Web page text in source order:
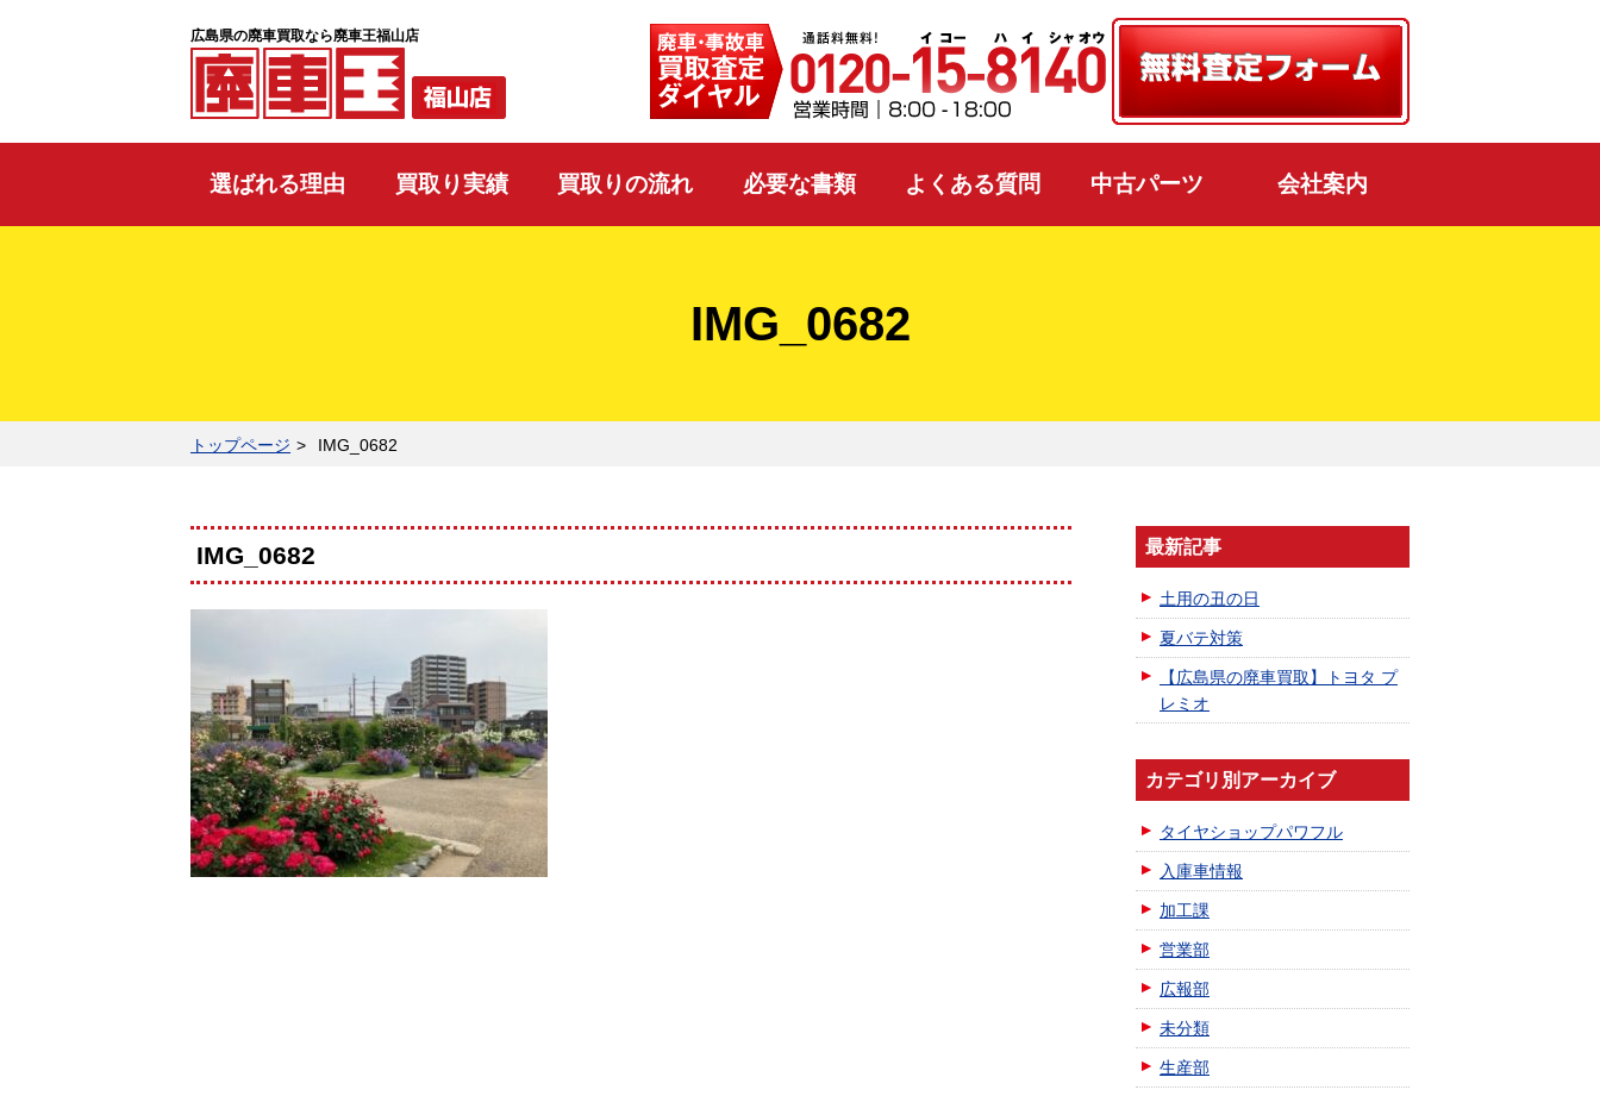
広島県の廃車買取なら廃車王福山店
選ばれる理由 買取り実績 買取りの流れ 必要な書類 よくある質問 中古パーツ 会社案内
IMG_0682
トップページ IMG_0682
IMG_0682 最新記事
土用の丑の日
夏バテ対策
【広島県の廃車買取】トヨタ プ
レミオ
カテゴリ別アーカイブ
タイヤショップパワフル
入庫車情報
加工課
営業部
広報部
未分類
生産部